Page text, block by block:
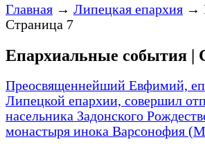
Главная → Липецкая епархия →
Страница 7
Епархиальные события |
Преосвященнейший Евфимий,
Липецкой епархии, совершил
насельника Задонского
монастыря инока Варсонофия